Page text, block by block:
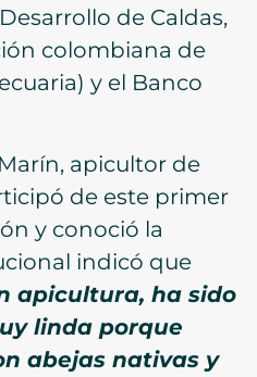
de Caldas,
colombiana de
y el Banco
apicultor de
de este primer
y conoció la
indicó que
apicultura, ha sido
linda porque
abejas nativas y